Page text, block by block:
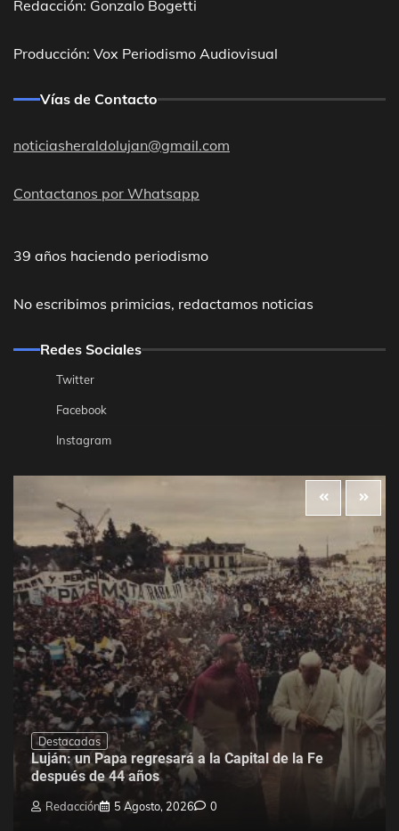
Redacción: Gonzalo Bogetti
Producción: Vox Periodismo Audiovisual
Vías de Contacto
noticiasheraldolujan@gmail.com
Contactanos por Whatsapp
39 años haciendo periodismo
No escribimos primicias, redactamos noticias
Redes Sociales
Twitter
Facebook
Instagram
Destacadas
Luján: un Papa regresará a la Capital de la Fe
después de 44 años
Redacción 5 Agosto, 2026 0